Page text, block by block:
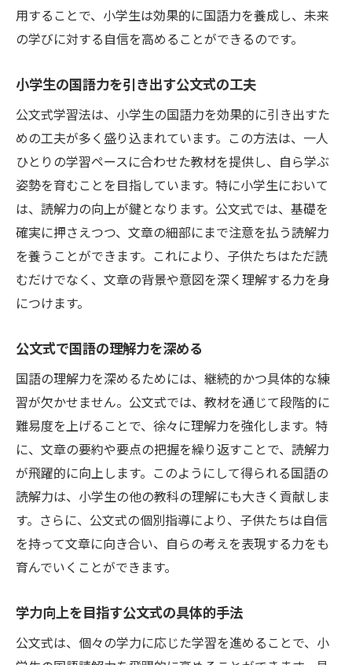
用することで、小学生は効果的に国語力を養成し、未来
の学びに対する自信を高めることができるのです。
小学生の国語力を引き出す公文式の工夫
公文式学習法は、小学生の国語力を効果的に引き出すた
めの工夫が多く盛り込まれています。この方法は、一人
ひとりの学習ペースに合わせた教材を提供し、自ら学ぶ
姿勢を育むことを目指しています。特に小学生において
は、読解力の向上が鍵となります。公文式では、基礎を
確実に押さえつつ、文章の細部にまで注意を払う読解力
を養うことができます。これにより、子供たちはただ読
むだけでなく、文章の背景や意図を深く理解する力を身
につけます。
公文式で国語の理解力を深める
国語の理解力を深めるためには、継続的かつ具体的な練
習が欠かせません。公文式では、教材を通じて段階的に
難易度を上げることで、徐々に理解力を強化します。特
に、文章の要約や要点の把握を繰り返すことで、読解力
が飛躍的に向上します。このようにして得られる国語の
読解力は、小学生の他の教科の理解にも大きく貢献しま
す。さらに、公文式の個別指導により、子供たちは自信
を持って文章に向き合い、自らの考えを表現する力をも
育んでいくことができます。
学力向上を目指す公文式の具体的手法
公文式は、個々の学力に応じた学習を進めることで、小